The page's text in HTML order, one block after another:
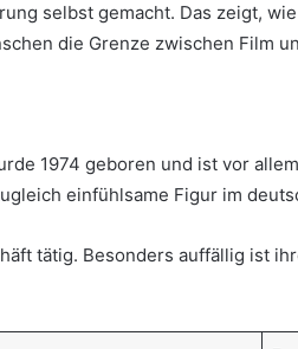
selbst gemacht. Das zeigt,
die Grenze zwischen Film
1974 geboren und ist vor
einfühlsame Figur im
tätig. Besonders auffällig ist